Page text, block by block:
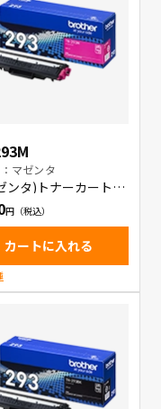
マゼンタ
ンタ)トナーカートリ
カートに入れる